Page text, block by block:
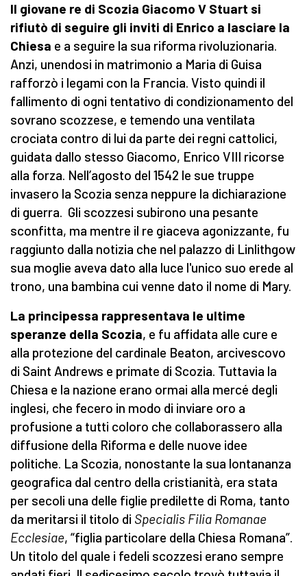
Il giovane re di Scozia Giacomo V Stuart si
rifiutò di seguire gli inviti di Enrico a lasciare la
Chiesa e a seguire la sua riforma rivoluzionaria.
Anzi, unendosi in matrimonio a Maria di Guisa
rafforzò i legami con la Francia. Visto quindi il
fallimento di ogni tentativo di condizionamento del
sovrano scozzese, e temendo una ventilata
crociata contro di lui da parte dei regni cattolici,
guidata dallo stesso Giacomo, Enrico VIII ricorse
alla forza. Nell’agosto del 1542 le sue truppe
invasero la Scozia senza neppure la dichiarazione
di guerra. Gli scozzesi subirono una pesante
sconfitta, ma mentre il re giaceva agonizzante, fu
raggiunto dalla notizia che nel palazzo di Linlithgow
sua moglie aveva dato alla luce l'unico suo erede al
trono, una bambina cui venne dato il nome di Mary.
La principessa rappresentava le ultime
speranze della Scozia, e fu affidata alle cure e
alla protezione del cardinale Beaton, arcivescovo
di Saint Andrews e primate di Scozia. Tuttavia la
Chiesa e la nazione erano ormai alla mercé degli
inglesi, che fecero in modo di inviare oro a
profusione a tutti coloro che collaborassero alla
diffusione della Riforma e delle nuove idee
politiche. La Scozia, nonostante la sua lontananza
geografica dal centro della cristianità, era stata
per secoli una delle figlie predilette di Roma, tanto
da meritarsi il titolo di Specialis Filia Romanae
Ecclesiae, “figlia particolare della Chiesa Romana”.
Un titolo del quale i fedeli scozzesi erano sempre